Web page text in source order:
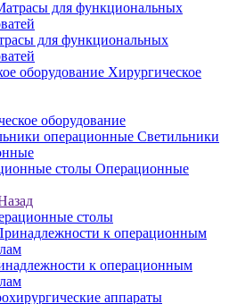
для функциональных
Хирургическое
оборудование
Светильники
Операционные
столы
к операционным